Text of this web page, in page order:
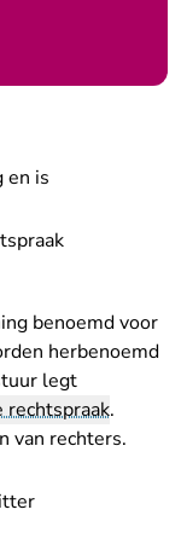
en is
benoemd voor
herbenoemd
legt
rechtspraak.
van rechters.